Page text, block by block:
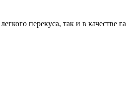
перекуса, так и в